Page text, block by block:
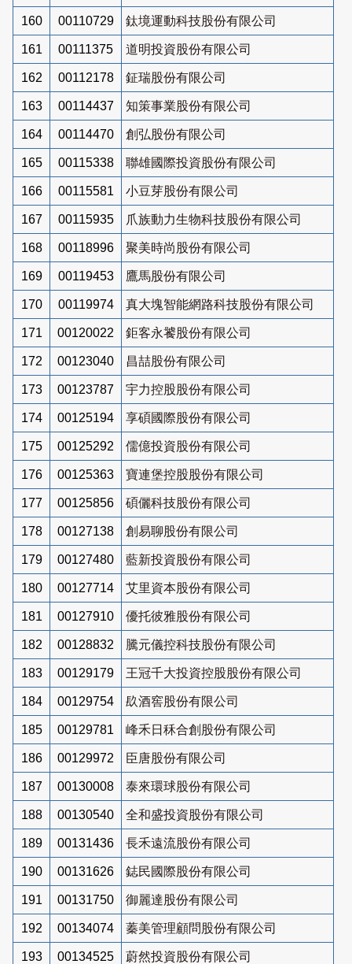
160 00110729 鈦境運動科技股份有限公司
161 00111375 道明投資股份有限公司
162 00112178 鉦瑞股份有限公司
163 00114437 知策事業股份有限公司
164 00114470 創弘股份有限公司
165 00115338 聯雄國際投資股份有限公司
166 00115581 小豆芽股份有限公司
167 00115935 爪族動力生物科技股份有限公司
168 00118996 聚美時尚股份有限公司
169 00119453 鷹馬股份有限公司
170 00119974 真大塊智能網路科技股份有限公司
171 00120022 鉅客永饕股份有限公司
172 00123040 昌喆股份有限公司
173 00123787 宇力控股股份有限公司
174 00125194 享碩國際股份有限公司
175 00125292 儒億投資股份有限公司
176 00125363 寶連堡控股股份有限公司
177 00125856 碩儷科技股份有限公司
178 00127138 創易聊股份有限公司
179 00127480 藍新投資股份有限公司
180 00127714 艾里資本股份有限公司
181 00127910 優托彼雅股份有限公司
182 00128832 騰元儀控科技股份有限公司
183 00129179 王冠千大投資控股股份有限公司
184 00129754 镹酒窖股份有限公司
185 00129781 峰禾日秝合創股份有限公司
186 00129972 臣唐股份有限公司
187 00130008 泰來環球股份有限公司
188 00130540 全和盛投資股份有限公司
189 00131436 長禾遠流股份有限公司
190 00131626 鋕民國際股份有限公司
191 00131750 御麗達股份有限公司
192 00134074 蓁美管理顧問股份有限公司
193 00134525 蔚然投資股份有限公司